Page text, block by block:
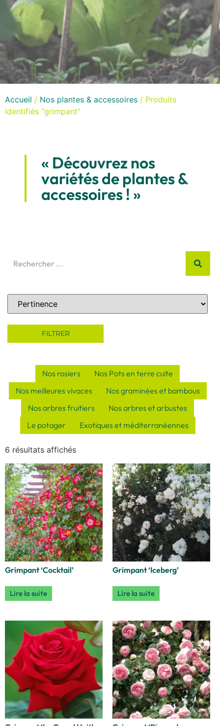
Accueil / Nos plantes & accessoires / Produits
identifiés “grimpant”
« Découvrez nos
variétés de plantes &
accessoires ! »
Sort Products
FILTRER
Nos rosiers
Nos Pots en terre cuite
Nos meilleures vivaces
Nos graminées et bambous
Nos arbres fruitiers
Nos arbres et arbustes
Le potager
Exotiques et méditerranéennes
6 résultats affichés
Grimpant ‘Cocktail’
Lire la suite
Grimpant ‘Iceberg’
Lire la suite